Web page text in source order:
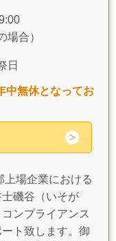
場合）
日
中無休となってお
上場企業における
磯谷（いそが
ンプライアンス
ト致します。御